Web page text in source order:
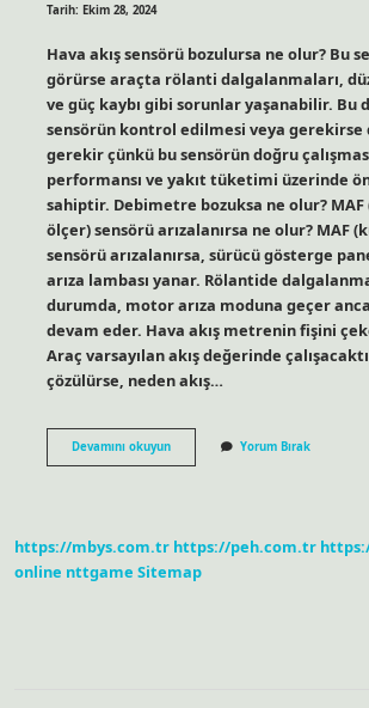
Tarih: Ekim 28, 2024
Hava akış sensörü bozulursa ne olur? Bu
görürse araçta rölanti dalgalanmaları,
ve güç kaybı gibi sorunlar yaşanabilir. Bu
sensörün kontrol edilmesi veya
gerekir çünkü bu sensörün doğru
performansı ve yakıt tüketimi üzerinde
sahiptir. Debimetre bozuksa ne olur? MAF
ölçer) sensörü arızalanırsa ne olur? MAF
sensörü arızalanırsa, sürücü gösterge
arıza lambası yanar. Rölantide
durumda, motor arıza moduna geçer
devam eder. Hava akış metrenin fişini
Araç varsayılan akış değerinde
çözülürse, neden akış…
Devamını okuyunHava
Akışmetre
Yorum Bırak
https://mbys.com.tr https://peh.com.tr
online nttgame Sitemap